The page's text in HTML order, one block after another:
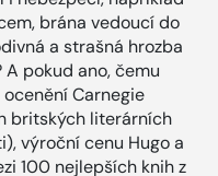
brána vedoucí do
a strašná hrozba
pokud ano, čemu
Carnegie
britských literárních
výroční cenu Hugo a
100 nejlepších knih z